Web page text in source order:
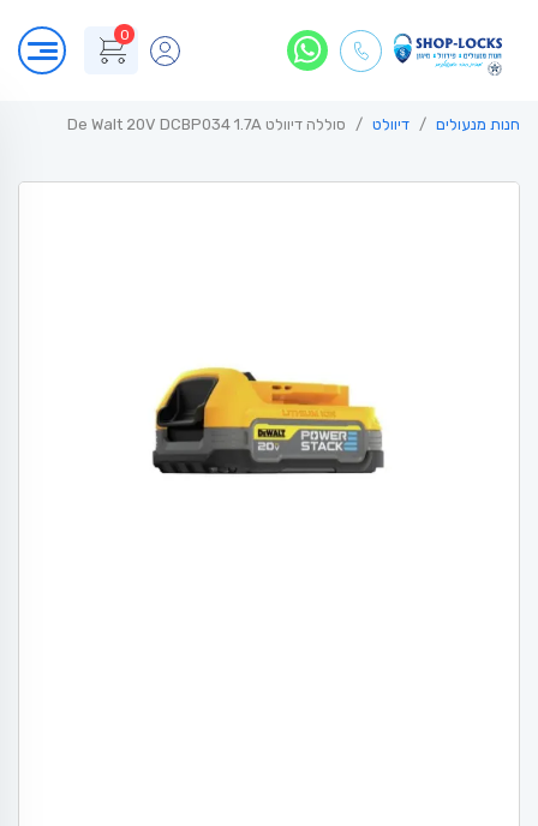
0
חנות מנעולים דיוולט סוללה דיוולט De Walt 20V DCBP034 1.7A